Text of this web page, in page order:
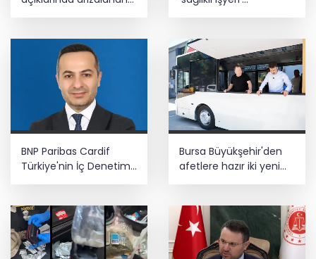
tekne kurtarıldı
sertifikasına kavuştu
BNP Paribas Cardif
Türkiye'nin İç Denetim
Bursa Büyükşehir'den
afetlere hazır iki yeni